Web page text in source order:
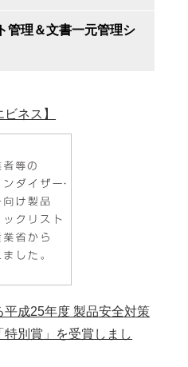
管理＆文書一元管理シ